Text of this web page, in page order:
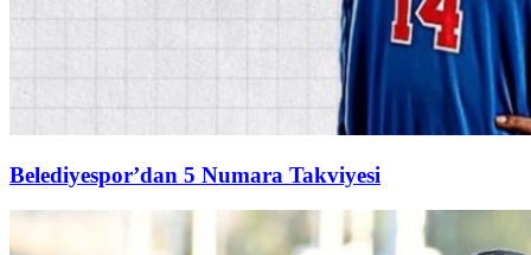
Belediyespor’dan 5 Numara Takviyesi